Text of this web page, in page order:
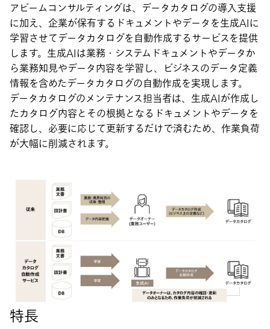
アビームコンサルティングは、データカタログの導入支援
に加え、企業が保有するドキュメントやデータを生成AIに
学習させてデータカタログを自動作成するサービスを提供
します。生成AIは業務・システムドキュメントやデータか
ら業務知見やデータ内容を学習し、ビジネスのデータ定義
情報を含めたデータカタログの自動作成を実現します。
データカタログのメンテナンス担当者は、生成AIが作成し
たカタログ内容とその根拠となるドキュメントやデータを
確認し、必要に応じて更新するだけで済むため、作業負荷
が大幅に削減されます。
特長